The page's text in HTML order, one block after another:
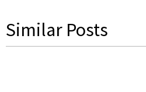
Similar Posts